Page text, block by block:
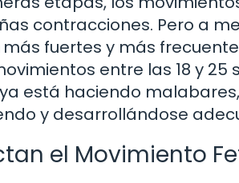
contracciones. Pero a
fuertes y más
entre las 18 y
está haciendo
y desarrollándose
el Movimiento